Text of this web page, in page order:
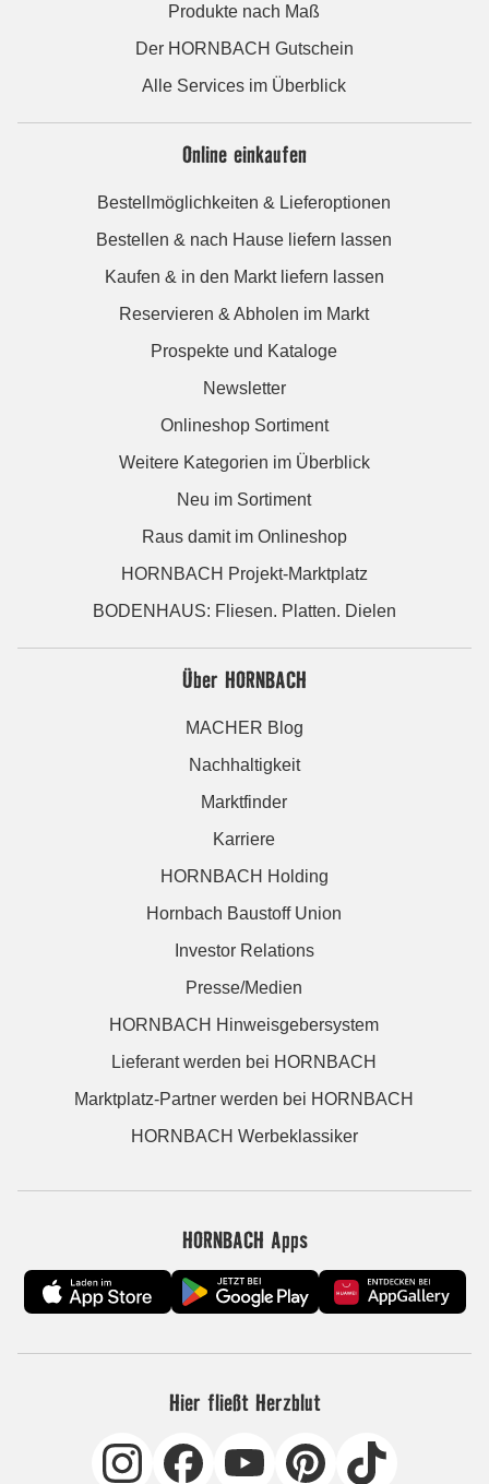
Produkte nach Maß
Der HORNBACH Gutschein
Alle Services im Überblick
Online einkaufen
Bestellmöglichkeiten & Lieferoptionen
Bestellen & nach Hause liefern lassen
Kaufen & in den Markt liefern lassen
Reservieren & Abholen im Markt
Prospekte und Kataloge
Newsletter
Onlineshop Sortiment
Weitere Kategorien im Überblick
Neu im Sortiment
Raus damit im Onlineshop
HORNBACH Projekt-Marktplatz
BODENHAUS: Fliesen. Platten. Dielen
Über HORNBACH
MACHER Blog
Nachhaltigkeit
Marktfinder
Karriere
HORNBACH Holding
Hornbach Baustoff Union
Investor Relations
Presse/Medien
HORNBACH Hinweisgebersystem
Lieferant werden bei HORNBACH
Marktplatz-Partner werden bei HORNBACH
HORNBACH Werbeklassiker
HORNBACH Apps
Hier fließt Herzblut